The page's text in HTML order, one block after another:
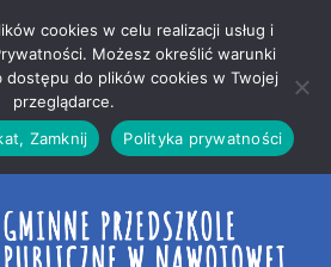
cookies w celu realizacji usług i
Możesz określić warunki
dostępu do plików cookies w Twojej
przeglądarce.
Zamknij
Polityka prywatności